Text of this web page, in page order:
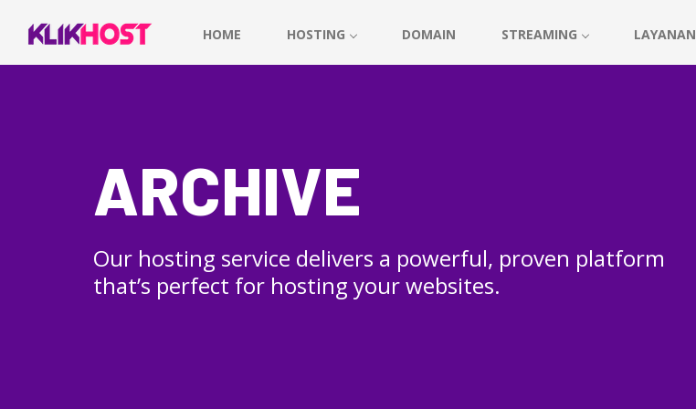
HOME HOSTING DOMAIN STREAMING LAYANAN
ARCHIVE
Our hosting service delivers a powerful, proven platform
that’s perfect for hosting your websites.